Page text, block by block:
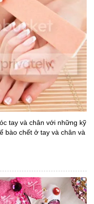
tay và chân với những kỹ
bào chết ở tay và chân và